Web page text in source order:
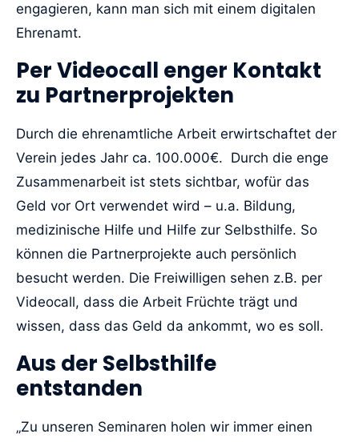
engagieren, kann man sich mit einem digitalen
Ehrenamt.
Per Videocall enger Kontakt
zu Partnerprojekten
Durch die ehrenamtliche Arbeit erwirtschaftet der
Verein jedes Jahr ca. 100.000€. Durch die enge
Zusammenarbeit ist stets sichtbar, wofür das
Geld vor Ort verwendet wird – u.a. Bildung,
medizinische Hilfe und Hilfe zur Selbsthilfe. So
können die Partnerprojekte auch persönlich
besucht werden. Die Freiwilligen sehen z.B. per
Videocall, dass die Arbeit Früchte trägt und
wissen, dass das Geld da ankommt, wo es soll.
Aus der Selbsthilfe
entstanden
„Zu unseren Seminaren holen wir immer einen